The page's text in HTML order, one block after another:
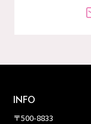
INFO
〒500-8833